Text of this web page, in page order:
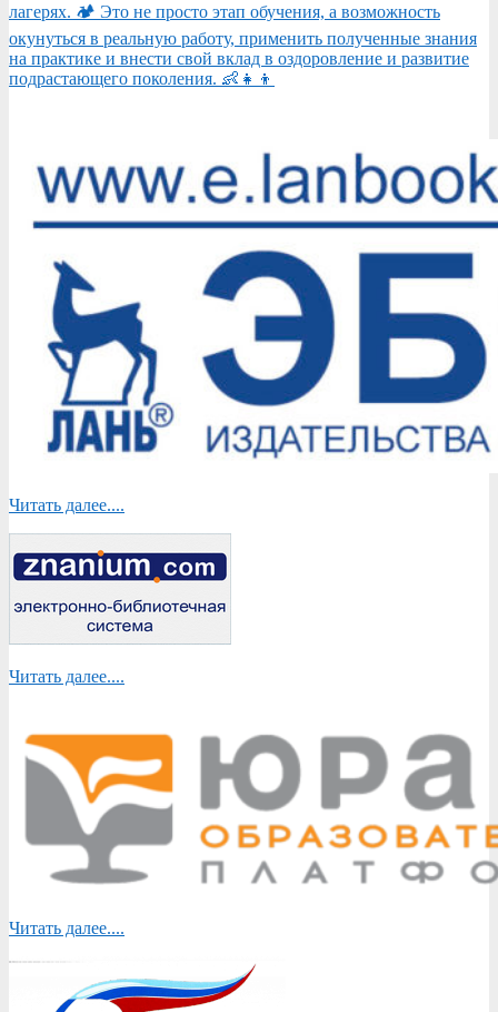
лагерях. 🏕️ Это не просто этап обучения, а возможность
окунуться в реальную работу, применить полученные знания
на практике и внести свой вклад в оздоровление и развитие
подрастающего поколения. 👶👧👦
Читать далее....
Читать далее....
Читать далее....